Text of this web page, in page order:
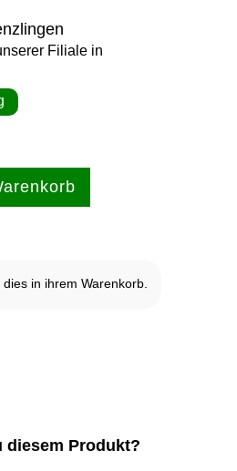
Filiale in
in ihrem Warenkorb.
diesem Produkt?